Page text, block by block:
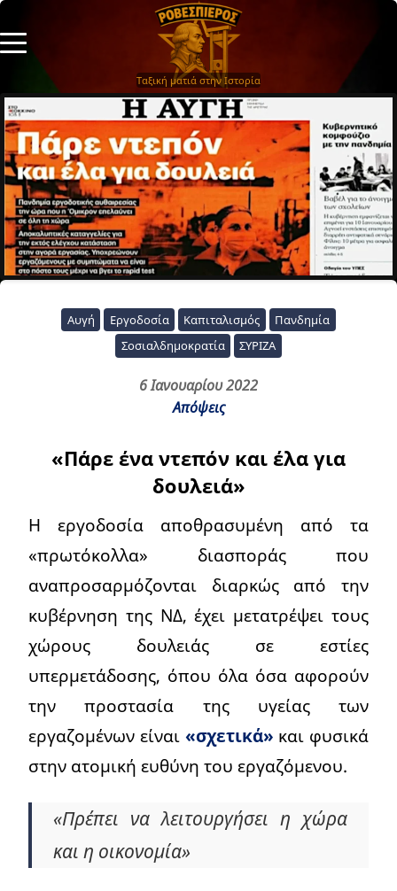
Ταξική ματιά στην Ιστορία
Αυγή Εργοδοσία Καπιταλισμός
Πανδημία
Σοσιαλδημοκρατία
ΣΥΡΙΖΑ
6 Ιανουαρίου 2022
Απόψεις
«Πάρε ένα ντεπόν και έλα για
δουλειά»
Η εργοδοσία αποθρασυμένη από τα
«πρωτόκολλα» διασποράς που
αναπροσαρμόζονται διαρκώς από την
κυβέρνηση της ΝΔ, έχει μετατρέψει τους
χώρους δουλειάς σε εστίες
υπερμετάδοσης, όπου όλα όσα αφορούν
την προστασία της υγείας των
εργαζομένων είναι «σχετικά» και φυσικά
στην ατομική ευθύνη του εργαζόμενου.
«Πρέπει να λειτουργήσει η χώρα
και η οικονομία»